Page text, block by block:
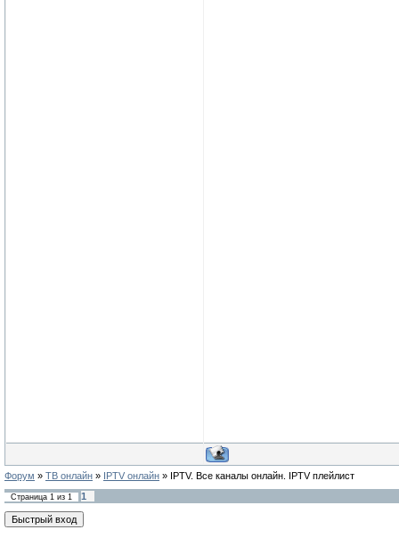
Форум » ТВ онлайн » IPTV онлайн » IPTV. Все каналы онлайн. IPTV плейлист
Страница 1 из 1 1